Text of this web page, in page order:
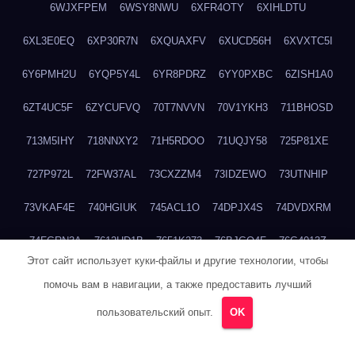
6WJXFPEM 6WSY8NWU 6XFR4OTY 6XIHLDTU
6XL3E0EQ 6XP30R7N 6XQUAXFV 6XUCD56H 6XVXTC5I
6Y6PMH2U 6YQP5Y4L 6YR8PDRZ 6YY0PXBC 6ZISH1A0
6ZT4UC5F 6ZYCUFVQ 70T7NVVN 70V1YKH3 711BHOSD
713M5IHY 718NNXY2 71H5RDOO 71UQJY58 725P81XE
727P972L 72FW37AL 73CXZZM4 73IDZEWO 73UTNHIP
73VKAF4E 740HGIUK 745ACL1O 74DPJX4S 74DVDXRM
74FGRN3A 7612HD1B 7651K273 76BJGQ4F 76G4013Z
780FZHSV 78Q29S80
Этот сайт использует куки-файлы и другие технологии, чтобы
помочь вам в навигации, а также предоставить лучший
пользовательский опыт. OK